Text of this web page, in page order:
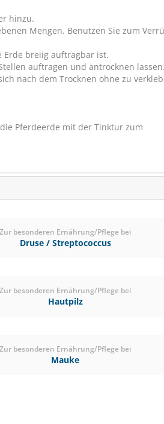
hinzu.
Mengen. Benutzen Sie zum
Erde breiig auftragbar ist.
auftragen und antrocknen
nach dem Trocknen ohne zu
Pferdeerde mit der Tinktur zum
Zur besonderen Ernährung/Pflege bei
Druse / Streptococcus
Zur besonderen Ernährung/Pflege bei
Hautpilz
Zur besonderen Ernährung/Pflege bei
Mauke
€ 37,50